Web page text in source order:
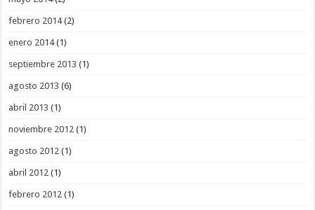
febrero 2014(2)
enero 2014(1)
septiembre 2013 (1)
agosto 2013 (6)
abril 2013 (1)
noviembre 2012 (1)
agosto 2012 (1)
abril 2012 (1)
febrero 2012 (1)